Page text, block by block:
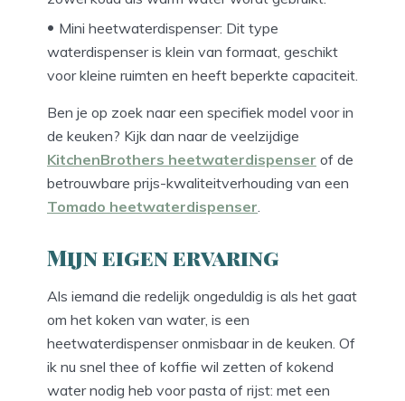
Mini heetwaterdispenser: Dit type
waterdispenser is klein van formaat, geschikt
voor kleine ruimten en heeft beperkte capaciteit.
Ben je op zoek naar een specifiek model voor in
de keuken? Kijk dan naar de veelzijdige
KitchenBrothers heetwaterdispenser of de
betrouwbare prijs-kwaliteitverhouding van een
Tomado heetwaterdispenser
Mijn eigen ervaring
Als iemand die redelijk ongeduldig is als het gaat
om het koken van water, is een
heetwaterdispenser onmisbaar in de keuken. Of
ik nu snel thee of koffie wil zetten of kokend
water nodig heb voor pasta of rijst: met een